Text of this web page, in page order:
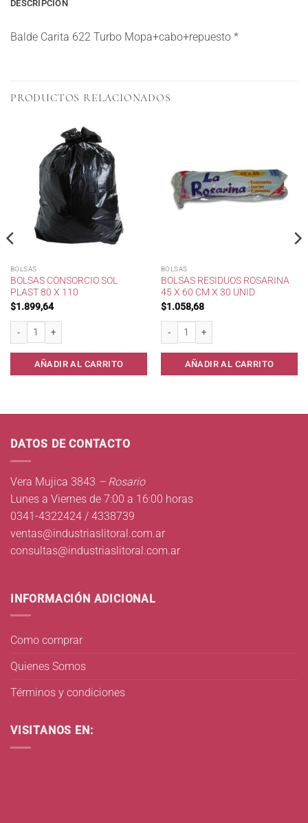
DESCRIPCIÓN
Balde Carita 622 Turbo Mopa+cabo+repuesto *
PRODUCTOS RELACIONADOS
BOLSAS
BOLSAS CONSORCIO SOL
PLAST 80 X 110
$1.899,64
Bolsas consorcio Sol Plast 80 x 110 cantidad
AÑADIR AL CARRITO
BOLSAS
BOLSAS RESIDUOS ROSARINA
45 X 60 CM X 30 UNID
$1.058,68
Bolsas residuos Rosarina 45 x 60 cm x
AÑADIR AL CARRITO
DATOS DE CONTACTO
Vera Mujica 3843 – Rosario
Lunes a Viernes de 7:00 a 16:00 horas
0341-4322424 / 4338739
ventas@industriaslitoral.com.ar
consultas@industriaslitoral.com.ar
INFORMACIÓN ADICIONAL
Como comprar
Quienes Somos
Términos y condiciones
VISITANOS EN: